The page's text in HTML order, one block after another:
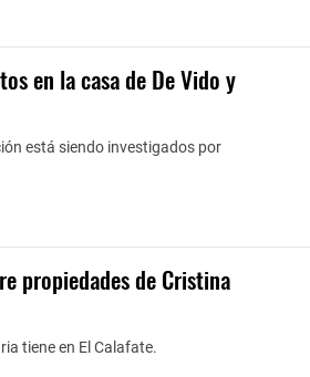
en la casa de De Vido y
está siendo investigados por
propiedades de Cristina
tiene en El Calafate.